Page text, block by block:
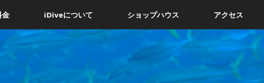
金 iDiveについて ショップハウス アクセス